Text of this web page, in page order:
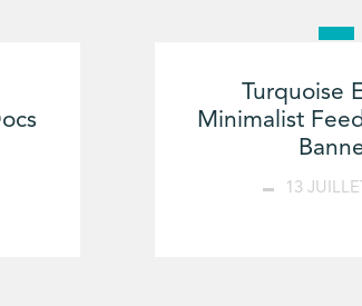
Turquoise
Minimalist
13